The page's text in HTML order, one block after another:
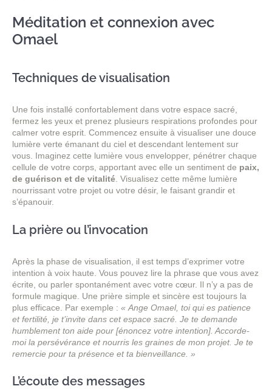
Méditation et connexion avec
Omael
Techniques de visualisation
Une fois installé confortablement dans votre espace sacré,
fermez les yeux et prenez plusieurs respirations profondes pour
calmer votre esprit. Commencez ensuite à visualiser une douce
lumière verte émanant du ciel et descendant lentement sur
vous. Imaginez cette lumière vous envelopper, pénétrer chaque
cellule de votre corps, apportant avec elle un sentiment de paix,
de guérison et de vitalité . Visualisez cette même lumière
nourrissant votre projet ou votre désir, le faisant grandir et
s’épanouir.
La prière ou l’invocation
Après la phase de visualisation, il est temps d’exprimer votre
intention à voix haute. Vous pouvez lire la phrase que vous avez
écrite, ou parler spontanément avec votre cœur. Il n’y a pas de
formule magique. Une prière simple et sincère est toujours la
plus efficace. Par exemple : « Ange Omael, toi qui es patience
et fertilité, je t’invite dans cet espace sacré. Je te demande
humblement ton aide pour [énoncez votre intention]. Accorde-
moi la persévérance et nourris les graines de mon projet. Je te
remercie pour ta présence et ta bienveillance. »
L’écoute des messages